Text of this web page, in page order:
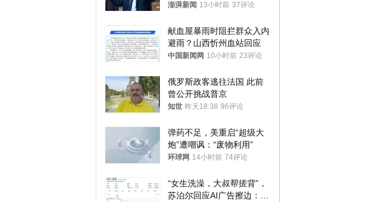
澎湃新闻 13小时前 37评论
献血屋暴雨时阻拦群众入内
避雨？山西忻州血站回应
中国新闻网 10小时前 23评论
俄罗斯政客逃往法国 此前
曾公开挑战普京
知世 昨天18:38 96评论
弹药不足，美重启“超级大
炮”遭嘲讽：“废物利用”
环球网 14小时前 74评论
“女生洗澡，大叔帮搓背”，
苏泊尔回应AI广告擦边：视